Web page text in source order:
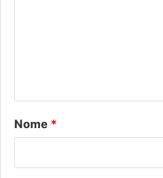
á
r
Nome *